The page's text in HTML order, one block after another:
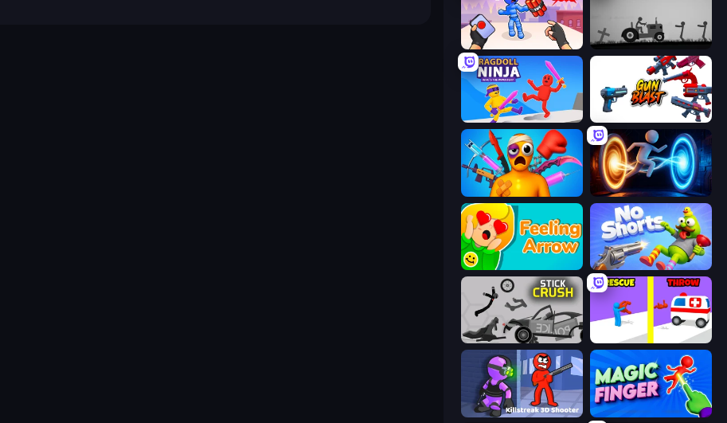
TNT Bomber Stickman Annihilation 2
Ragdoll Ninja: Imposter Hero
Fun Ragdoll Challenge! Portal Escape
Feeling Arrow No Shorts
Stick Crush Rescue Throw
Killstreak 3D Shooter Magic Finger 3D